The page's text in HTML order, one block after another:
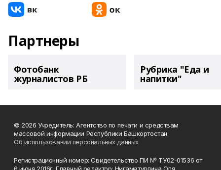
Партнеры
Фотобанк
журналистов РБ
Рубрика "Еда и
напитки"
© 2026 Учредитель: Агентство по печати и средствам
массовой информации Республики Башкортостан
Об использовании персональных данных
Регистрационный номер: Свидетельство ПИ № ТУ02-01536 от